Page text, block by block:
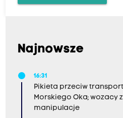
Najnowsze
16:31
Pikieta przeciw
Morskiego Oka; wozacy
manipulacje